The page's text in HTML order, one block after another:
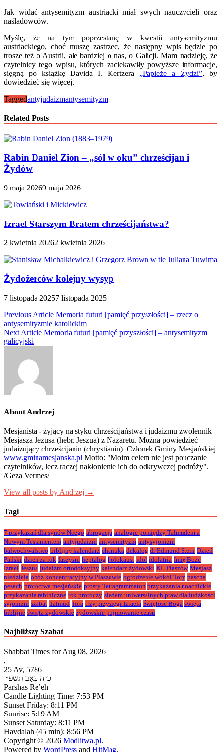
Jak widać antysemityzm austriacki miał swych nauczycieli oraz
naśladowców.
Myślę, że na tym poprzestanę w kwestii antysemityzmu
austriackiego, choć muszę zastrzec, że następny wpis będzie po
trosze też o Austrii, ale bardziej o nas, o Galicji. Mam nadzieję, że
czytelnicy tego wpisu, których zaciekawiły powyższe informacje,
sięgną po książkę Davida I. Kertzera „Papieże a Żydzi”, by
dowiedzieć się więcej.
Taggedantyjudaizmantysemityzm
Related Posts
Rabin Daniel Zion – „sól w oku” chrześcijan i
Żydów
9 maja 20269 maja 2026
Izrael Starszym Bratem chrześcijaństwa?
2 kwietnia 20262 kwietnia 2026
Żydożerców kolejny wysyp
7 listopada 20257 listopada 2025
Nawigacja
wpisu
Previous Article Memoria futuri [pamięć przyszłości] – rzecz o
antysemityzmie katolickim
Next Article Memoria futuri [pamięć przyszłości] – antysemityzm
galicyjski
About Andrzej
Mesjanista - żyjący na styku chrześcijaństwa i judaizmu zwolennik
Mesjasza Jezusa (hebr. Jeszua) z Nazaretu. Można powiedzieć
judaizujący chrześcijanin (chrystianin). Członek Gminy Mesjańskiej
www.gminamesjanska.pl Motto: "Moim celem nie jest pouczanie
czytelników, lecz raczej nakłonienie ich do odkrywczej podróży".
/Geza Vermes/
View all posts by Andrzej →
Tagi
7 przykazań dla synów Noego abrogacja analogie pomiędzy Talmudem a
Nowym Testamentem antyjudaizm antysemityzm antysyjonizm
bałwochwalstwo biblijny kalendarz chanuka dekalog dr Edmund Stein Dzień
Pański dzień za rok faszyzm heptalog holokaust idol idolatria Imię Boże
Izrael Jeszua judaizm ortodoksyjny kalendarz żydowski KL Płaszów Mesjasz
niedziela obóz koncentracyjny w Płaszowie ogrodzenie wokół Tory pascha
pesach proroctwa mesjańskie prosty Tetragrammaton przykazania noachickie
przykazania rabiniczne rok proroczy siedem uniwersalnych praw dla ludzkości
syjonizm szabat Talmud Tora trzy przysięgi Izraela Świętość Boga święta
biblijne święta żydowskie żydowskie pojmowanie czasu
Najbliższy Szabat
Shabbat Times for Aug 08, 2026
,
25 Av, 5786
כ״ה בְּאָב תשפ״ו
Parshas Re’eh
Candle Lighting Time: 7:53 PM
Sunset Friday: 8:11 PM
Sunrise: 5:19 AM
Sunset Saturday: 8:11 PM
Havdalah (45 min): 8:56 PM
Copyright © 2026 Modlitwa.pl.
Powered by WordPress and HitMag.